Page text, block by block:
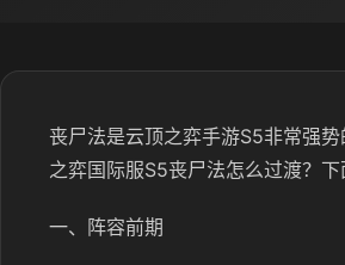
丧尸法是云顶之弈手游S5非常强
之弈国际服S5丧尸法怎么过渡？
一、阵容前期